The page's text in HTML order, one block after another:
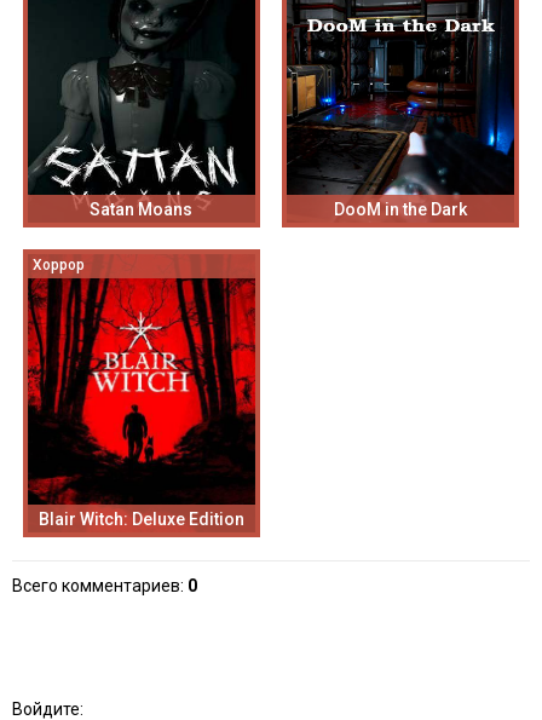
Satan Moans DooM in the Dark
Хоррор
Blair Witch: Deluxe Edition
Всего комментариев: 0
Войдите: